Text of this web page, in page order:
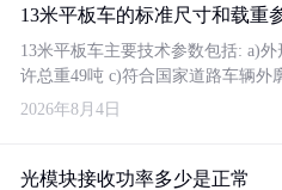
13米平板车的标准尺寸和载重
13米平板车主要技术参数包括: a)
许总重49吨 c)符合国家道路车辆外
2026年8月4日
光模块接收功率多少是正常